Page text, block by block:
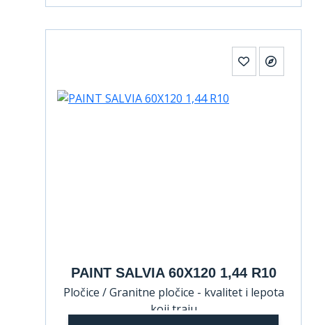
PAINT SALVIA 60X120 1,44 R10
Pločice / Granitne pločice - kvalitet i lepota
koji traju